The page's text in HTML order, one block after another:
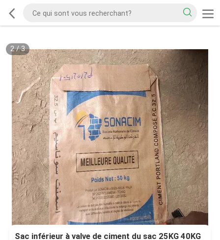
2/3
Sac inférieur à valve de ciment du sac 25KG 40KG